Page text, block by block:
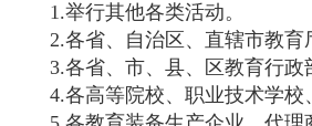
1.举行其他各类活动。
2.各省、自治区、直辖市教育
3.各省、市、县、区教育行政
4.各高等院校、职业技术学校